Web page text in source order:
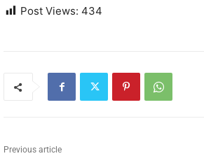
Post Views: 434
Previous article